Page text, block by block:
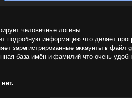
человечные логины
подробную информацию что делает
зарегистрированные аккаунты в файл
база имён и фамилий что очень